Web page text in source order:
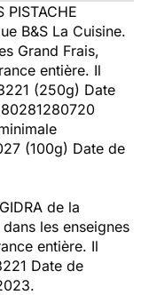
PISTACHE
B&S La Cuisine.
Grand Frais,
entière. Il
(250g) Date
(100g) Date de
de la
les enseignes
entière. Il
Date de